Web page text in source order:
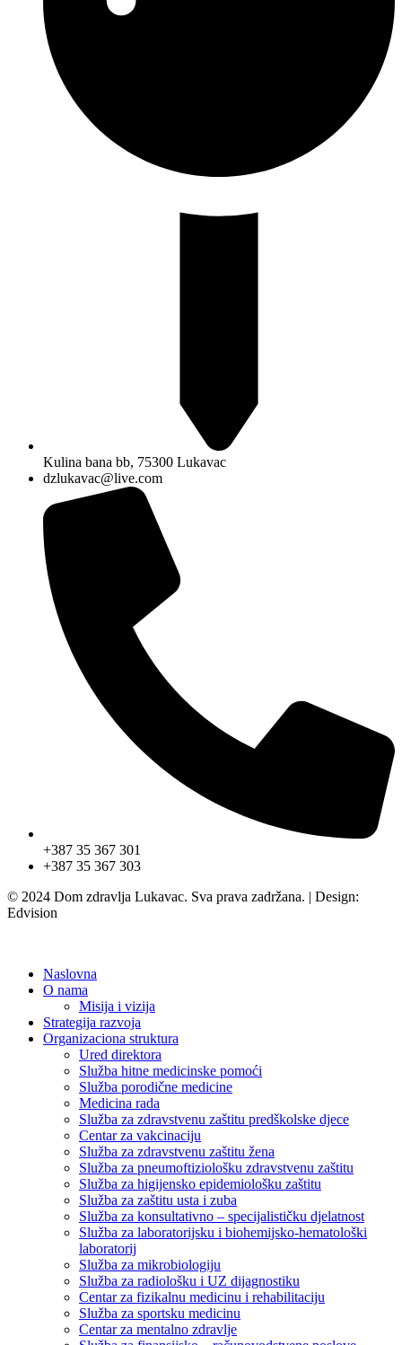
Kulina bana bb, 75300 Lukavac
dzlukavac@live.com
+387 35 367 301
+387 35 367 303
© 2024 Dom zdravlja Lukavac. Sva prava zadržana. | Design:
Edvision
Naslovna
O nama
Misija i vizija
Strategija razvoja
Organizaciona struktura
Ured direktora
Služba hitne medicinske pomoći
Služba porodične medicine
Medicina rada
Služba za zdravstvenu zaštitu predškolske djece
Centar za vakcinaciju
Služba za zdravstvenu zaštitu žena
Služba za pneumoftiziološku zdravstvenu zaštitu
Služba za higijensko epidemiološku zaštitu
Služba za zaštitu usta i zuba
Služba za konsultativno – specijalističku djelatnost
Služba za laboratorijsku i biohemijsko-hematološki
laboratorij
Služba za mikrobiologiju
Služba za radiološku i UZ dijagnostiku
Centar za fizikalnu medicinu i rehabilitaciju
Služba za sportsku medicinu
Centar za mentalno zdravlje